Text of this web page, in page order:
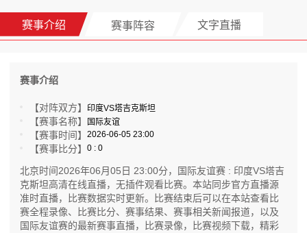
赛事介绍 赛事阵容 文字直播
赛事介绍
【对阵双方】印度VS塔吉克斯坦
【赛事名称】 国际友谊
【赛事时间】2026-06-05 23:00
【赛事比分】0 : 0
北京时间2026年06月05日 23:00分，国际友谊赛 : 印度VS塔吉
克斯坦高清在线直播，无插件观看比赛。本站同步官方直播源
准时直播，比赛数据实时更新。比赛结束后可以在本站查看比
赛全程录像、比赛比分、赛事结果、赛事相关新闻报道，以及
国际友谊赛的最新赛事直播，比赛录像，比赛视频下载，精彩